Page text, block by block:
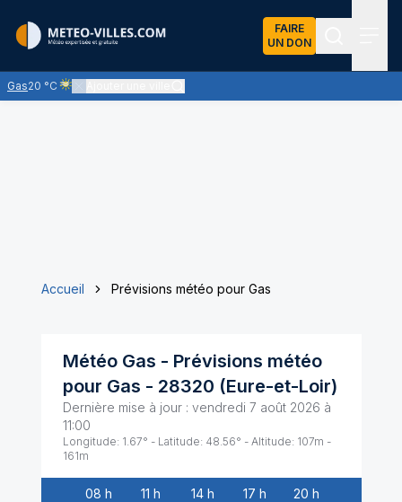
FAIRE
UN DON
Gas20 °C
Ciel voilé par des nuages d'altitude, ternissant plus ou moins
Accueil Prévisions météo pour Gas
Météo Gas - Prévisions météo
pour Gas - 28320 (Eure-et-Loir)
Dernière mise à jour : vendredi 7 août 2026 à
11:00
Longitude: 1.67° - Latitude: 48.56° - Altitude: 107m -
161m
08 h 11 h 14 h 17 h 20 h